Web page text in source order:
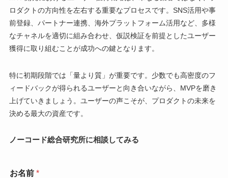
ロダクトの方向性を左右する重要なプロセスです。SNS活用や事
前登録、パートナー連携、海外プラットフォーム活用など、多様
なチャネルを適切に組み合わせ、仮説検証を前提としたユーザー
獲得に取り組むことが成功への鍵となります。
特に初期段階では「量より質」が重要です。少数でも高密度のフ
ィードバックが得られるユーザーと向き合いながら、MVPを磨き
上げていきましょう。ユーザーの声こそが、プロダクトの未来を
決める最大の資産です。
ノーコード総合研究所に相談してみる
お名前 *